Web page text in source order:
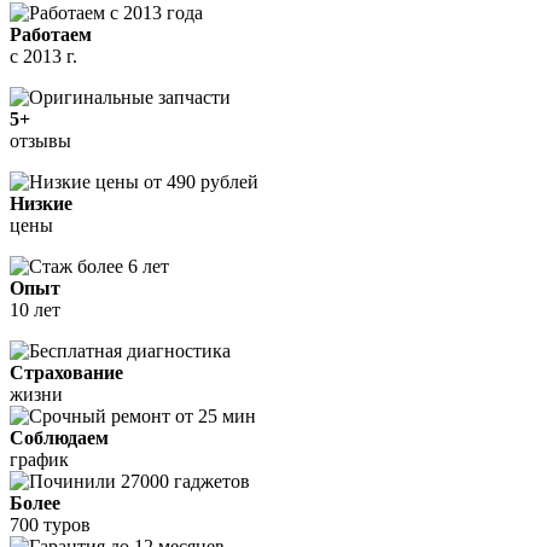
Работаем
с 2013 г.
5+
отзывы
Низкие
цены
Опыт
10 лет
Страхование
жизни
Соблюдаем
график
Более
700 туров